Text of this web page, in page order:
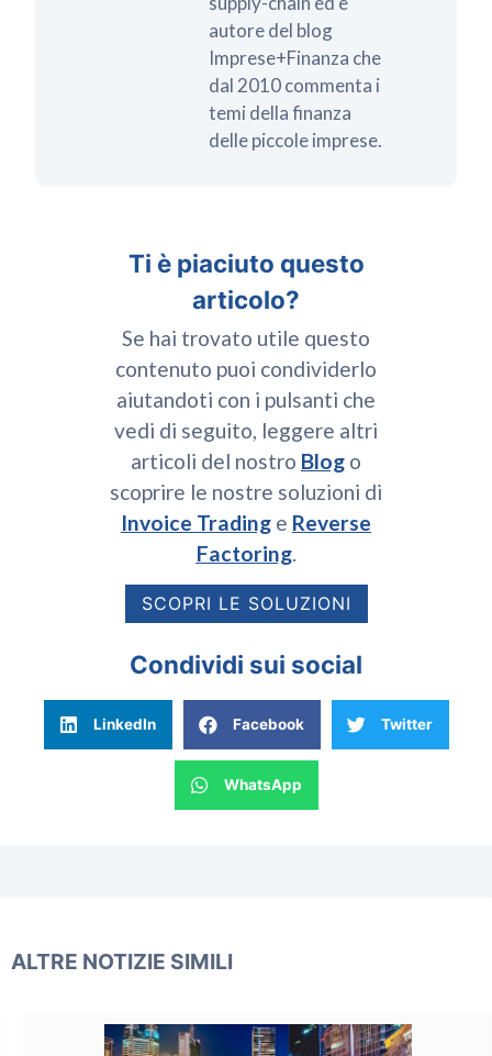
autore del blog
Imprese+Finanza che
dal 2010 commenta i
temi della finanza
delle piccole imprese.
Ti è piaciuto questo
articolo?
Se hai trovato utile questo
contenuto puoi condividerlo
aiutandoti con i pulsanti che
vedi di seguito, leggere altri
articoli del nostro Blog o
scoprire le nostre soluzioni di
Invoice Trading e Reverse
Factoring.
SCOPRI LE SOLUZIONI
Condividi sui social
LinkedIn Facebook Twitter
WhatsApp
ALTRE NOTIZIE SIMILI